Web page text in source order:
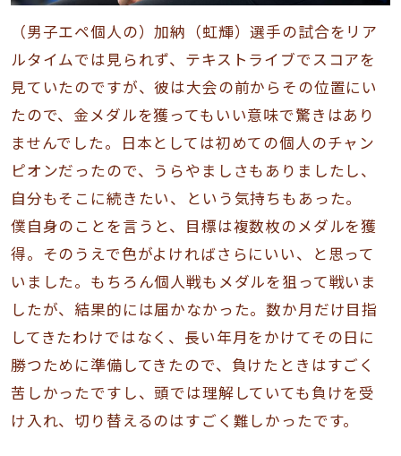
（男子エペ個人の）加納（虹輝）選手の試合をリア
ルタイムでは見られず、テキストライブでスコアを
見ていたのですが、彼は大会の前からその位置にい
たので、金メダルを獲ってもいい意味で驚きはあり
ませんでした。日本としては初めての個人のチャン
ピオンだったので、うらやましさもありましたし、
自分もそこに続きたい、という気持ちもあった。
僕自身のことを言うと、目標は複数枚のメダルを獲
得。そのうえで色がよければさらにいい、と思って
いました。もちろん個人戦もメダルを狙って戦いま
したが、結果的には届かなかった。数か月だけ目指
してきたわけではなく、長い年月をかけてその日に
勝つために準備してきたので、負けたときはすごく
苦しかったですし、頭では理解していても負けを受
け入れ、切り替えるのはすごく難しかったです。